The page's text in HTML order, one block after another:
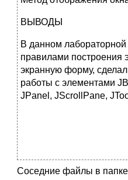
ВЫВОДЫ
В данном
правилами построения
экранную форму,
работы с элементами
JPanel, JScrollPane,
Соседние файлы в папке